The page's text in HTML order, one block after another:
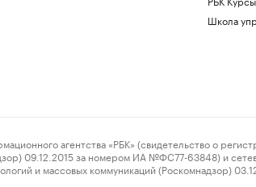
Школа
агентства «РБК» (свидетельство о
09.12.2015 за номером ИА №ФС77-63848) и
и массовых коммуникаций (Роскомнадзор)